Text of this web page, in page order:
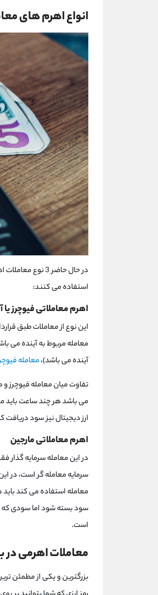
انواع اهرم های
در حال حاضر 3
استفاده می کنند:
اهرم معاملاتی فیوچرز یا
این نوع از معاملات طبق
آینده می باشد)،معامله
تفاوت میان معامله فیوچرز و
می باشد هر چند ساعت باید
ارز دیجیتال نیز سود دریافت
اهرم معاملاتی مارجین
در این معامله سرمایه گذار
سرمایه معامله گر است، در
معامله استفاده می کند
سود بسته شود اما سودی
است.
معاملات اهرمی
بزرگترین و یکی از مطمئن